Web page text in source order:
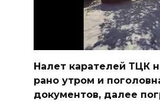
Налет карателей ТЦК
рано утром и
документов, далее